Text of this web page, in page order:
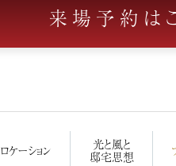
来場予約は
ロケーション
光と風と
邸宅思想